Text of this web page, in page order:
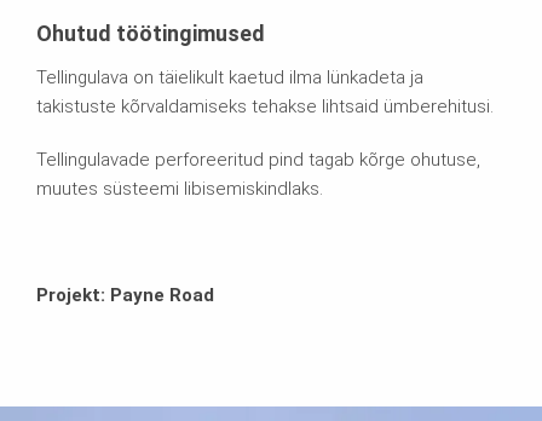
Ohutud töötingimused
Tellingulava on täielikult kaetud ilma lünkadeta ja
takistuste kõrvaldamiseks tehakse lihtsaid ümberehitusi.
Tellingulavade perforeeritud pind tagab kõrge ohutuse,
muutes süsteemi libisemiskindlaks.
Projekt: Payne Road